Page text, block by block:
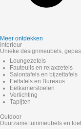
Meer ontdekken
Interieur
Unieke designmeubels,
Loungezetels
Fauteuils en relaxzetels
Salontafels en bijzettafels
Eettafels en Bureaus
Eetkamerstoelen
Verlichting
Tapijten
Outdoor
Duurzame tuinmeubels en